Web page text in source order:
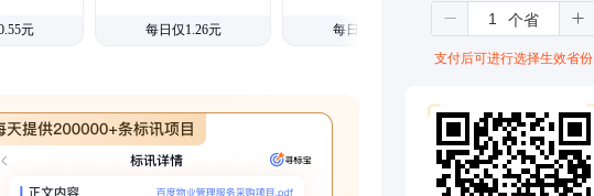
元 每日仅1.26元 每日仅1.08元
支付后可进行选择生效省份